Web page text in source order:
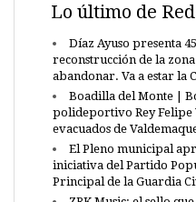
Lo último de
Díaz Ayuso presenta
reconstrucción de la
abandonar. Va a estar la
Boadilla del Monte |
polideportivo Rey Felipe
evacuados de
El Pleno municipal
iniciativa del Partido
Principal de la Guardia